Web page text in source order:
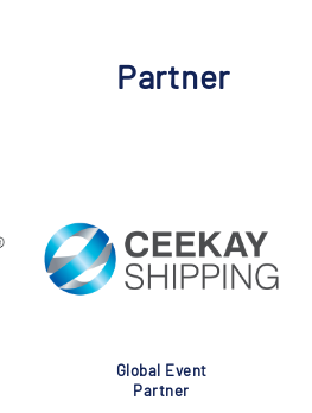
Partner
Global Event
Partner